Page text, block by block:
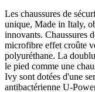
Les chaussures de
unique, Made in Italy,
innovants. Chaussures
microfibre effet croûte
polyuréthane. La
le pied comme une
Ivy sont dotées d'une
antibactérienne U-